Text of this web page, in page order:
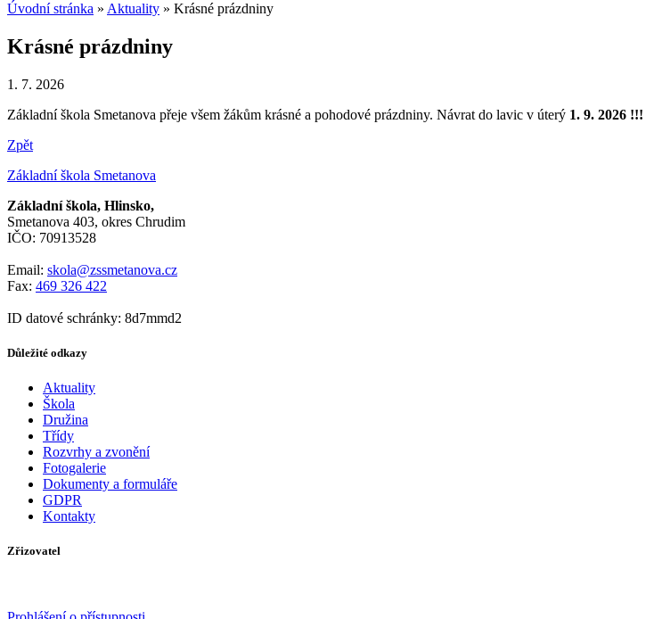
Úvodní stránka » Aktuality » Krásné prázdniny
Krásné prázdniny
1. 7. 2026
Základní škola Smetanova přeje všem žákům krásné a pohodové prázdniny. Návrat do lavic v úterý 1. 9. 2026 !!!
Zpět
Základní škola Smetanova
Základní škola, Hlinsko,
Smetanova 403, okres Chrudim
IČO: 70913528
Email: skola@zssmetanova.cz
Fax: 469 326 422
ID datové schránky: 8d7mmd2
Důležité odkazy
Aktuality
Škola
Družina
Třídy
Rozvrhy a zvonění
Fotogalerie
Dokumenty a formuláře
GDPR
Kontakty
Zřizovatel